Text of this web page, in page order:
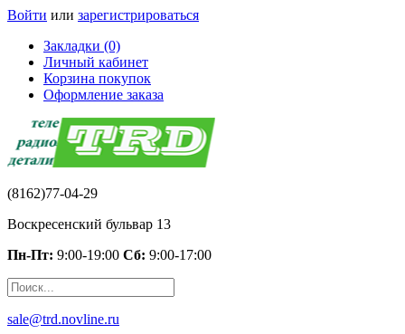
Войти или зарегистрироваться
Закладки (0)
Личный кабинет
Корзина покупок
Оформление заказа
(8162)77-04-29
Воскресенский бульвар 13
Пн-Пт: 9:00-19:00 Сб: 9:00-17:00
sale@trd.novline.ru